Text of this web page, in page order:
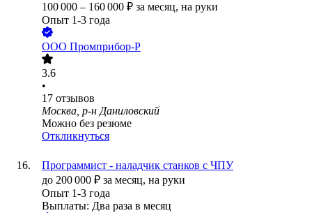
100 000 – 160 000 ₽ за месяц, на руки
Опыт 1-3 года
ООО Промприбор-Р
3.6
•
17 отзывов
Москва, р-н Даниловский
Можно без резюме
Откликнуться
Программист - наладчик станков с ЧПУ
до 200 000 ₽ за месяц, на руки
Опыт 1-3 года
Выплаты: Два раза в месяц